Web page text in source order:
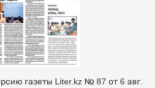
газеты Liter.kz № 87 от 6 авг.